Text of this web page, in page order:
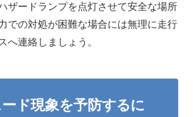
ザードランプを点灯させて安全な場所
での対処が困難な場合には無理に走行
へ連絡しましょう。
ド現象を予防するに